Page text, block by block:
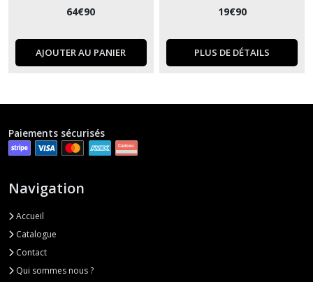
64€90
AJOUTER AU PANIER
19€90
PLUS DE DÉTAILS
Paiements sécurisés
Navigation
Accueil
Catalogue
Contact
Qui sommes nous ?